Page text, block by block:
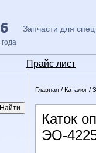
Запчасти для
Прайс лист
Главная / Каталог /
Каток
ЭО-